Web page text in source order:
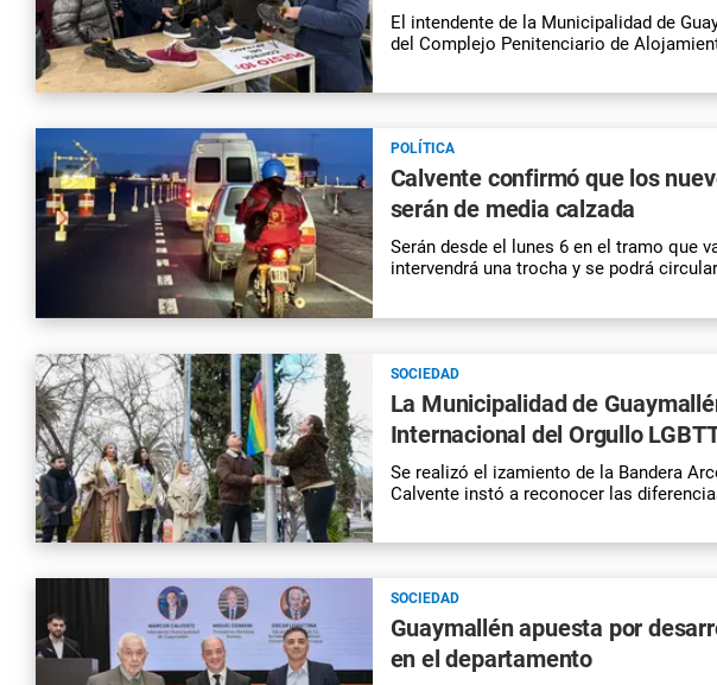
El intendente de la Municipalidad de
del Complejo Penitenciario de
POLÍTICA
Calvente confirmó que los
serán de media calzada
Serán desde el lunes 6 en el tramo que
intervendrá una trocha y se podrá
SOCIEDAD
La Municipalidad de
Internacional del Orgullo
Se realizó el izamiento de la Bandera
Calvente instó a reconocer las
SOCIEDAD
Guaymallén apuesta por
en el departamento